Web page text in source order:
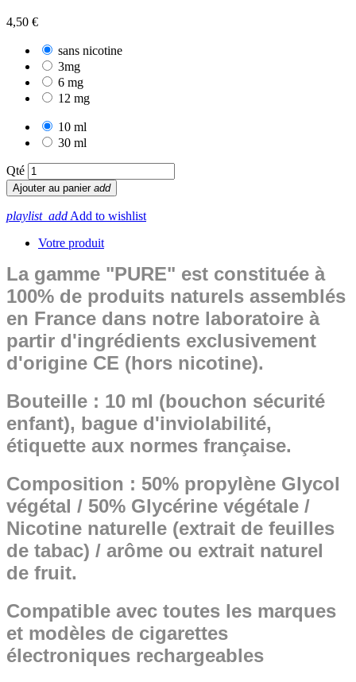
4,50 €
sans nicotine
3mg
6 mg
12 mg
10 ml
30 ml
Qté
Ajouter au panier add
playlist_add Add to wishlist
Votre produit
La gamme "PURE" est constituée à
100% de produits naturels assemblés
en France dans notre laboratoire à
partir d'ingrédients exclusivement
d'origine CE (hors nicotine).
Bouteille : 10 ml (bouchon sécurité
enfant), bague d'inviolabilité,
étiquette aux normes française.
Composition : 50% propylène Glycol
végétal / 50% Glycérine végétale /
Nicotine naturelle (extrait de feuilles
de tabac) / arôme ou extrait naturel
de fruit.
Compatible avec toutes les marques
et modèles de cigarettes
électroniques rechargeables